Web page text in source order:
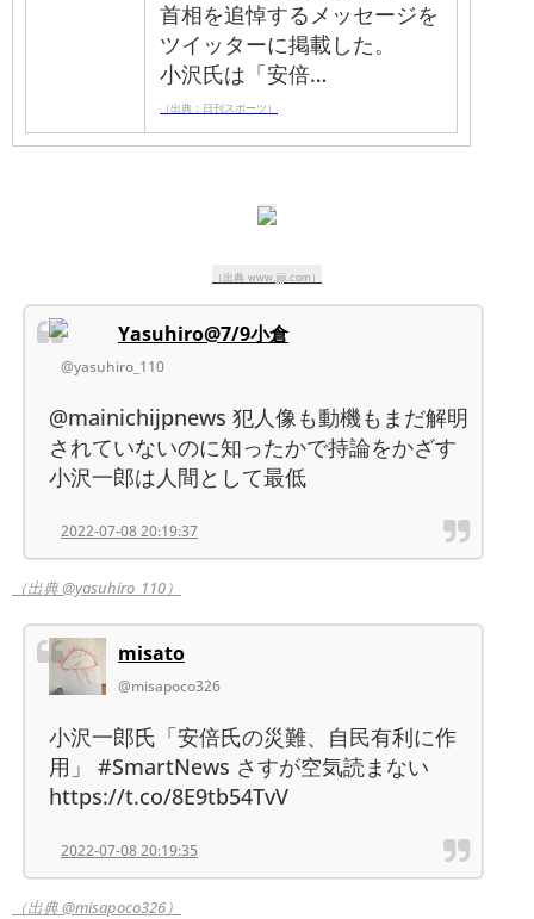
首相を追悼するメッセージを
ツイッターに掲載した。
小沢氏は「安倍…
（出典：日刊スポーツ）
（出典 www.jiji.com）
Yasuhiro@7/9小倉
@yasuhiro_110
@mainichijpnews 犯人像も動機もまだ解明
されていないのに知ったかで持論をかざす
小沢一郎は人間として最低
2022-07-08 20:19:37
（出典 @yasuhiro_110）
misato
@misapoco326
小沢一郎氏「安倍氏の災難、自民有利に作
用」 #SmartNews さすが空気読まない
https://t.co/8E9tb54TvV
2022-07-08 20:19:35
（出典 @misapoco326）